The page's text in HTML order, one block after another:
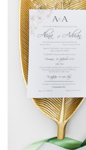
Plicuri pentru bani
Accesorii și decor botez
Lumânări botez
Mărturii botez
Pahare botez
Toppers Candy bar
Trusouri botez
Etichete marturii botez